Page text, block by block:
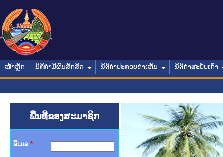
ໜ້າຫຼັກ ນິຕິກໍາມີຜົນສັກສິດ ນິຕິກໍາປະກອບຄໍາເຫັນ ນິຕິກໍາສະບັບເກົ່າ
ພື້ນທີ່ຂອງສະມາຊິກ
ອີເມລ *